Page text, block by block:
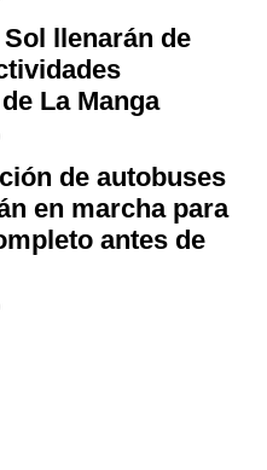
llenarán de
La Manga
de autobuses
en marcha para
antes de